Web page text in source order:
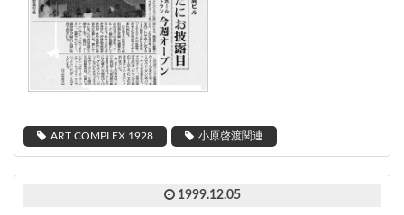
ART COMPLEX 1928 小原啓渡関連
1999.12.05